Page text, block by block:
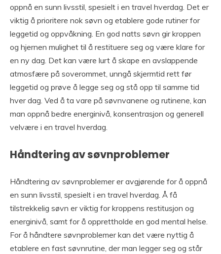
oppnå en sunn livsstil, spesielt i en travel hverdag. Det er
viktig å prioritere nok søvn og etablere gode rutiner for
leggetid og oppvåkning. En god natts søvn gir kroppen
og hjernen mulighet til å restituere seg og være klare for
en ny dag. Det kan være lurt å skape en avslappende
atmosfære på soverommet, unngå skjermtid rett før
leggetid og prøve å legge seg og stå opp til samme tid
hver dag. Ved å ta vare på søvnvanene og rutinene, kan
man oppnå bedre energinivå, konsentrasjon og generell
velvære i en travel hverdag.
Håndtering av søvnproblemer
Håndtering av søvnproblemer er avgjørende for å oppnå
en sunn livsstil, spesielt i en travel hverdag. Å få
tilstrekkelig søvn er viktig for kroppens restitusjon og
energinivå, samt for å opprettholde en god mental helse.
For å håndtere søvnproblemer kan det være nyttig å
etablere en fast søvnrutine, der man legger seg og står